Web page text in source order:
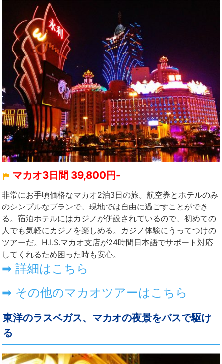
マカオ3日間 39,800円-
非常にお手頃価格なマカオ2泊3日の旅。航空券とホテルのみ
のシンプルなプランで、現地では自由に過ごすことができ
る。宿泊ホテルにはカジノが併設されているので、初めての
人でも気軽にカジノを楽しめる。カジノ体験にうってつけの
ツアーだ。H.I.S.マカオ支店が24時間日本語でサポート対応
してくれるため困った時も安心。
➡ 詳細はこちら
➡ その他のマカオツアーはこちら
東洋のラスベガス、マカオの夜景をバスで駆け
る